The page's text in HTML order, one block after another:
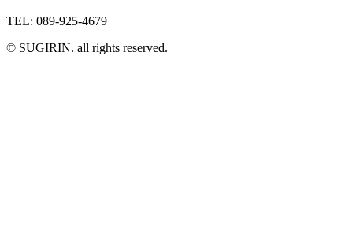
TEL: 089-925-4679
© SUGIRIN. all rights reserved.